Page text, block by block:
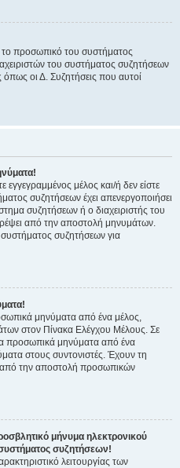
το προσωπικό του συστήματος
του συστήματος συζητήσεων
όπως οι Δ. Συζητήσεις που αυτοί
εγγεγραμμένος μέλος και/ή δεν είστε
συζητήσεων έχει απενεργοποιήσει
συζητήσεων ή ο διαχειριστής του
από την αποστολή μηνυμάτων.
συστήματος συζητήσεων για
μηνύματα από ένα μέλος,
στον Πίνακα Ελέγχου Μέλους. Σε
προσωπικά μηνύματα από ένα
στους συντονιστές. Έχουν τη
την αποστολή προσωπικών
μήνυμα ηλεκτρονικού
συζητήσεων!
λειτουργίας των